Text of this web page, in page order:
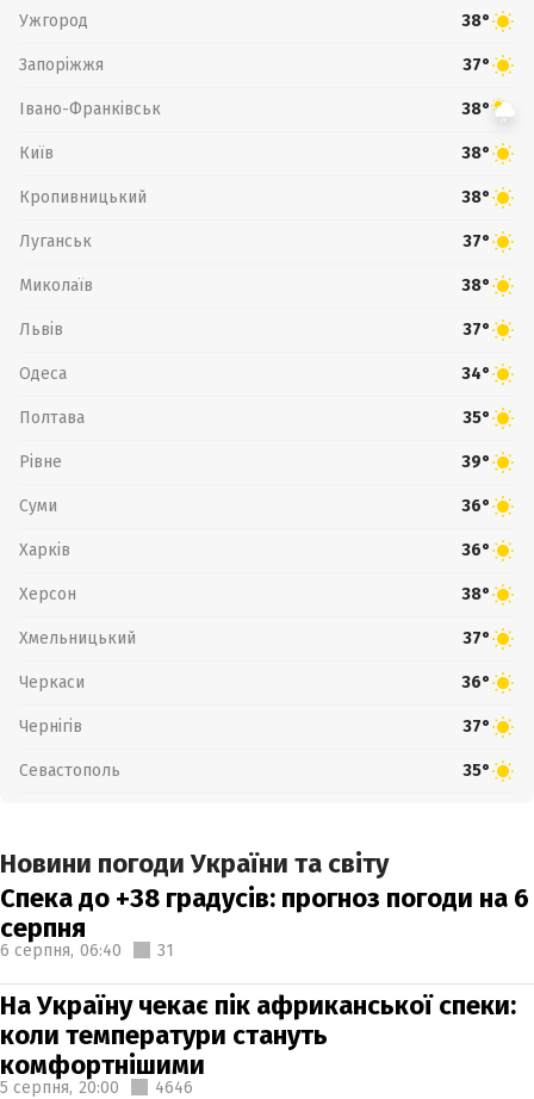
Ужгород 38°
Запоріжжя 37°
Івано-Франківськ 38°
Київ 38°
Кропивницький 38°
Луганськ 37°
Миколаїв 38°
Львів 37°
Одеса 34°
Полтава 35°
Рівне 39°
Суми 36°
Харків 36°
Херсон 38°
Хмельницький 37°
Черкаси 36°
Чернігів 37°
Севастополь 35°
Новини погоди України та світу
Спека до +38 градусів: прогноз погоди на 6
серпня
6 серпня, 06:40 31
На Україну чекає пік африканської спеки:
коли температури стануть
комфортнішими
5 серпня, 20:00 4646